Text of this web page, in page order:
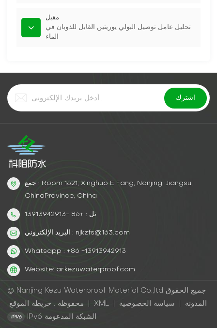
مقبل
تحليل عامل توصيل البولي يوريثين القابل للذوبان في
الماء
جمع : Room 1621, Xinghuo E Fang, Nanjing, Jiangsu,
ChinaProvince, China
تل : +86 -13913942913
البريد الإلكتروني : njkzfs@163.com
Whatsapp : +86 -13913942913
Website: ar.kezuwaterproof.com
© Nanjing Kezu Waterproof Material Co.,ltd جميع الحقوق
محفوظة .
XML المدونة
سياسة الخصوصية
IPv6 الشبكة المدعومة